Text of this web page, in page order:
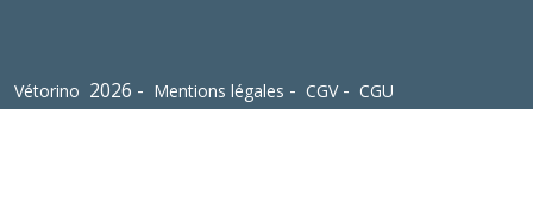
Vétorino 2026 - Mentions légales - CGV- CGU